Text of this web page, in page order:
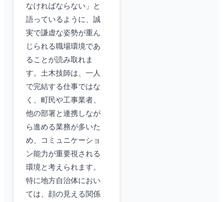
なければならない」と
語っているように、誠
実で謙虚な姿勢が重ん
じられる職場環境であ
ることが読み取れま
す。土木技師は、一人
で完結する仕事ではな
く、町民や工事業者、
他の部署と連携しなが
ら進める業務が多いた
め、コミュニケーショ
ン能力が重要視される
環境と考えられます。
特に地方自治体におい
ては、顔の見える関係